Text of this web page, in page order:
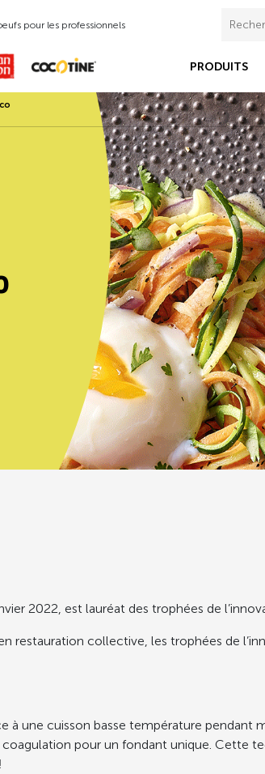
pour les professionnels
PRODUITS
2022, est lauréat des trophées de
restauration collective, les trophées de
une cuisson basse température
pour un fondant unique. Cette